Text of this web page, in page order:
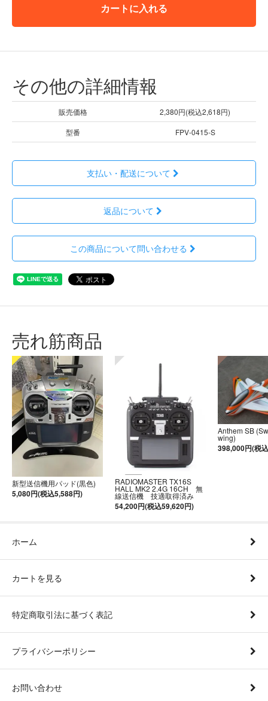
カートに入れる
その他の詳細情報
販売価格
2,380円(税込2,618円)
型番
FPV-0415-S
支払い・配送について
返品について
この商品について問い合わせる
売れ筋商品
新型送信機用パッド(黒色)
5,080円(税込5,588円)
RADIOMASTER TX16S
HALL MK2 2.4G 16CH 無
線送信機 技適取得済み
54,200円(税込59,620円)
Anthem SB
wing)
398,000円(税
ホーム
カートを見る
特定商取引法に基づく表記
プライバシーポリシー
お問い合わせ